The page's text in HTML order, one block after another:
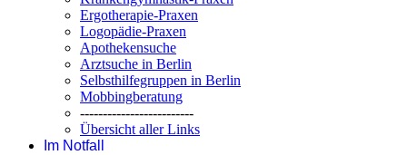
Ergotherapie-Praxen
Logopädie-Praxen
Apothekensuche
Arztsuche in Berlin
Selbsthilfegruppen in Berlin
Mobbingberatung
-------------------------
Übersicht aller Links
Im Notfall